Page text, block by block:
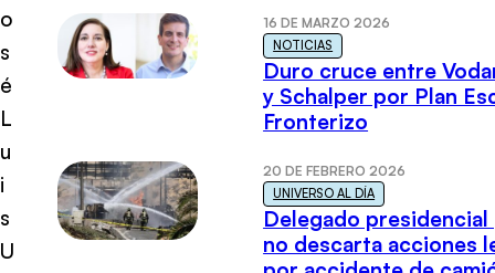
o
s
é
L
u
i
s
U
16 DE MARZO 2026
NOTICIAS
Duro cruce entre
y Schalper por Plan
Fronterizo
20 DE FEBRERO 2026
UNIVERSO AL DÍA
Delegado presidencial
no descarta acciones